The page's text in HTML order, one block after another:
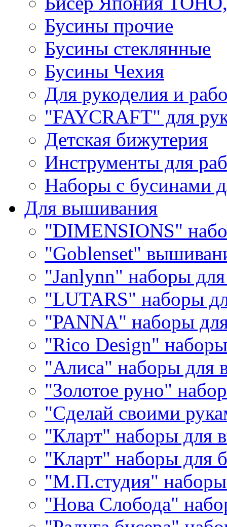
Бусины прочие
Бусины стеклянные
Бусины Чехия
Для рукоделия и
"FAYCRAFT" для
Детская бижутерия
Инструменты для
Наборы с бусинами
Для вышивания
"DIMENSIONS"
"Goblenset"
"Janlynn" наборы
"LUTARS" наборы
"PANNA" наборы
"Rico Design"
"Алиса" наборы для
"Золотое руно"
"Сделай своими
"Кларт" наборы для
"Кларт" наборы для
"М.П.студия"
"Нова Слобода"